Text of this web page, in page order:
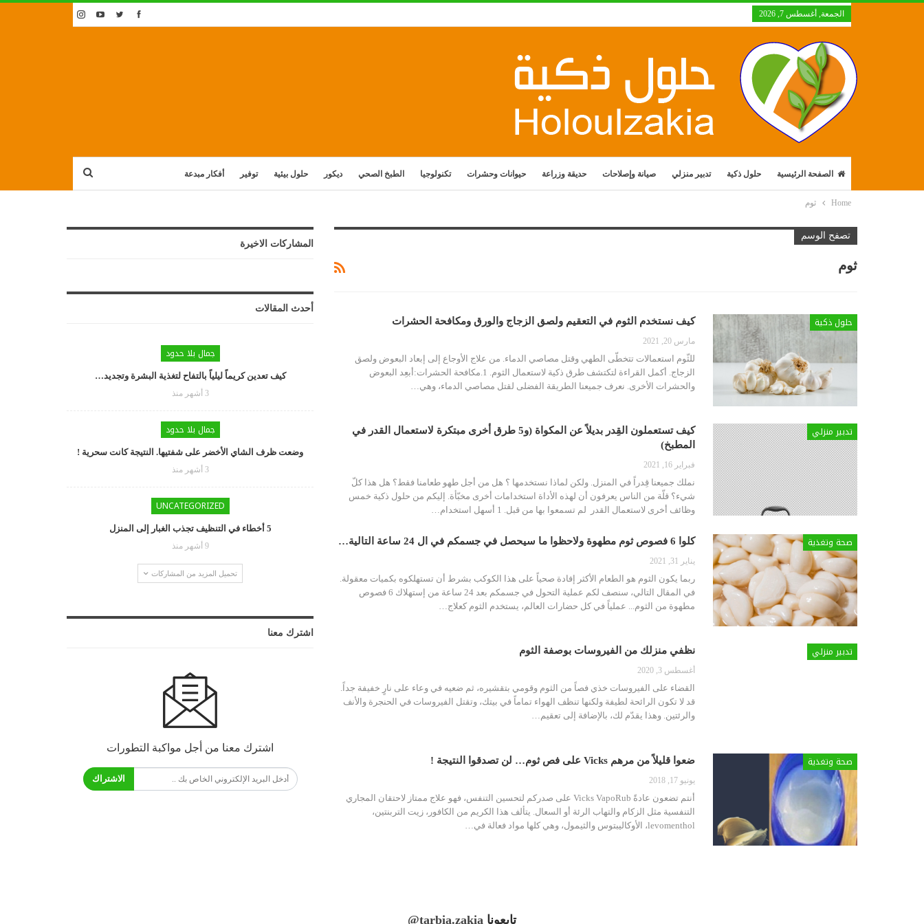
الجمعة, أغسطس 7, 2026
الصفحة الرئيسية حلول ذكية تدبير منزلي صيانة وإصلاحات حديقة وزراعة حيوانات وحشرات تكنولوجيا الطبخ الصحي ديكور حلول بيئية توفير أفكار مبدعة
Home ثوم
تصفح الوسم
ثوم
حلول ذكية كيف نستخدم الثوم في التعقيم ولصق الزجاج والورق ومكافحة الحشرات
مارس 20, 2021
للثّوم استعمالات تتخطّى الطهي وقتل مصاصي الدماء. من علاج الأوجاع إلى إبعاد البعوض ولصق
الزجاج. أكمل القراءة لتكتشف طرق ذكية لاستعمال الثوم. 1.مكافحة الحشرات:أبعِد البعوض
والحشرات الأخرى. نعرف جميعنا الطريقة الفضلى لقتل مصاصي الدماء، وهي…
تدبير منزلي
كيف تستعملون القِدر بديلاً عن المكواة (و5 طرق أخرى مبتكرة لاستعمال القدر في
المطبخ)
فبراير 16, 2021
نملك جميعنا قِدراً في المنزل. ولكن لماذا نستخدمها ؟ هل من أجل طهو طعامنا فقط؟ هل هذا كلّ
شيء؟ قلّة من الناس يعرفون أن لهذه الأداة استخدامات أخرى مخبّأة. إليكم من حلول ذكية خمس
وظائف أخرى لاستعمال القدر لم تسمعوا بها من قبل. 1 أسهل استخدام…
صحة وتغذية كلوا 6 فصوص ثوم مطهوة ولاحظوا ما سيحصل في جسمكم في ال 24 ساعة التالية…
يناير 31, 2021
ربما يكون الثوم هو الطعام الأكثر إفادة صحياً على هذا الكوكب بشرط أن تستهلكوه بكميات معقولة.
في المقال التالي، سنصف لكم عملية التحول في جسمكم بعد 24 ساعة من إستهلاك 6 فصوص
مطهوة من الثوم... عملياً في كل حضارات العالم، يستخدم الثوم كعلاج…
تدبير منزلي نظفي منزلك من الفيروسات بوصفة الثوم
أغسطس 3, 2020
القضاء على الفيروسات خذي فصاً من الثوم وقومي بتقشيره، ثم ضعيه في وعاء على نارٍ خفيفة جداً.
قد لا تكون الرائحة لطيفة ولكنها تنظف الهواء تماماً في بيتك، وتقتل الفيروسات في الحنجرة والأنف
والرئتين. وهذا يقدّم لك، بالإضافة إلى تعقيم…
صحة وتغذية ضعوا قليلاً من مرهم Vicks على فص ثوم… لن تصدقوا النتيجة !
يونيو 17, 2018
أنتم تضعون عادةً Vicks VapoRub على صدركم لتحسين التنفس، فهو علاج ممتاز لاحتقان المجاري
التنفسية مثل الزكام والتهاب الرئة أو السعال. يتألف هذا الكريم من الكافور، زيت التربنتين،
levomenthol، الأوكاليبتوس والثيمول، وهي كلها مواد فعالة في…
المشاركات الاخيرة
أحدث المقالات
جمال بلا حدود
كيف تعدين كريماً ليلياً بالتفاح لتغذية البشرة وتجديد…
3 أشهر منذ
جمال بلا حدود
وضعت ظرف الشاي الأخضر على شفتيها. النتيجة كانت سحرية !
3 أشهر منذ
UNCATEGORIZED
5 أخطاء في التنظيف تجذب الغبار إلى المنزل
9 أشهر منذ
تحميل المزيد من المشاركات
اشترك معنا
اشترك معنا من أجل مواكبة التطورات
الاشتراك
تابعونا @tarbia.zakia